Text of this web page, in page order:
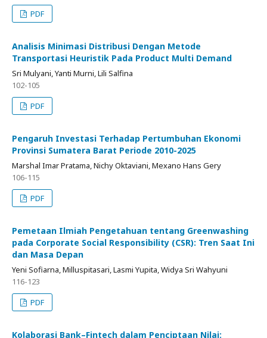
PDF
Analisis Minimasi Distribusi Dengan Metode
Transportasi Heuristik Pada Product Multi Demand
Sri Mulyani, Yanti Murni, Lili Salfina
102-105
PDF
Pengaruh Investasi Terhadap Pertumbuhan Ekonomi
Provinsi Sumatera Barat Periode 2010-2025
Marshal Imar Pratama, Nichy Oktaviani, Mexano Hans Gery
106-115
PDF
Pemetaan Ilmiah Pengetahuan tentang Greenwashing
pada Corporate Social Responsibility (CSR): Tren Saat Ini
dan Masa Depan
Yeni Sofiarna, Milluspitasari, Lasmi Yupita, Widya Sri Wahyuni
116-123
PDF
Kolaborasi Bank–Fintech dalam Penciptaan Nilai: